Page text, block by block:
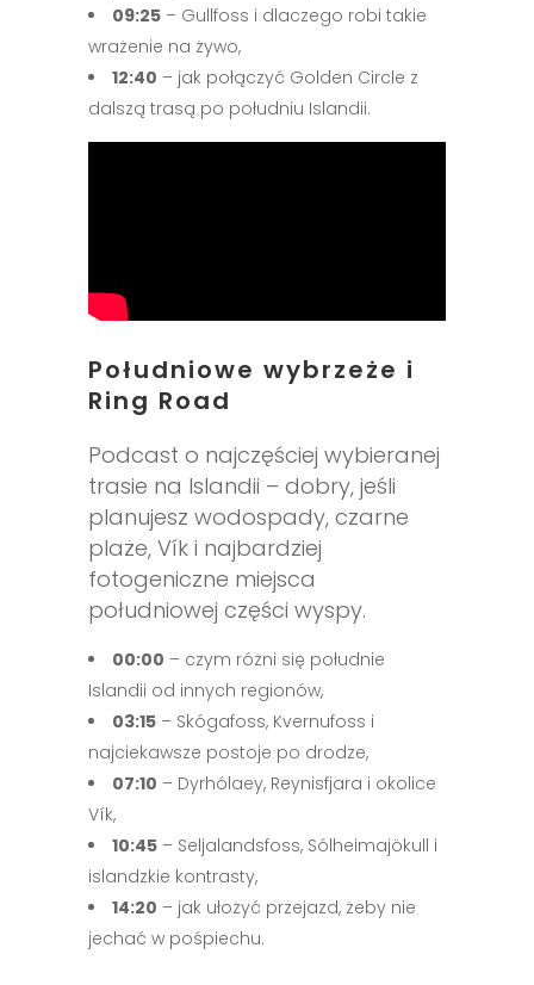
09:25 – Gullfoss i dlaczego robi takie
wrażenie na żywo,
12:40 – jak połączyć Golden Circle z
dalszą trasą po południu Islandii.
Południowe wybrzeże i
Ring Road
Podcast o najczęściej wybieranej
trasie na Islandii – dobry, jeśli
planujesz wodospady, czarne
plaże, Vík i najbardziej
fotogeniczne miejsca
południowej części wyspy.
00:00 – czym różni się południe
Islandii od innych regionów,
03:15 – Skógafoss, Kvernufoss i
najciekawsze postoje po drodze,
07:10 – Dyrhólaey, Reynisfjara i okolice
Vík,
10:45 – Seljalandsfoss, Sólheimajökull i
islandzkie kontrasty,
14:20 – jak ułożyć przejazd, żeby nie
jechać w pośpiechu.